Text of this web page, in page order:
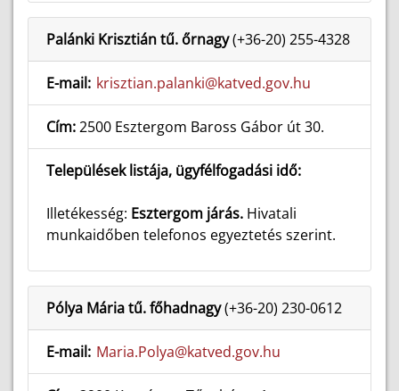
Palánki Krisztián tű. őrnagy(+36-20) 255-4328
E-mail: krisztian.palanki@katved.gov.hu
Cím:2500 Esztergom Baross Gábor út 30.
Települések listája, ügyfélfogadási idő:
Illetékesség: Esztergom járás. Hivatali
munkaidőben telefonos egyeztetés szerint.
Pólya Mária tű. főhadnagy(+36-20) 230-0612
E-mail: Maria.Polya@katved.gov.hu